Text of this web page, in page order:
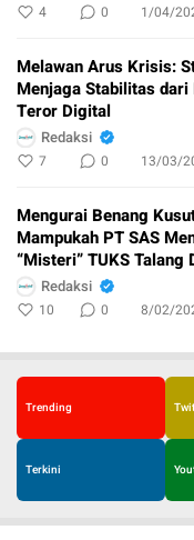
4 0 1/04/
Melawan Arus Krisis:
Menjaga Stabilitas
Teror Digital
Redaksi
7 0 13/03/
Mengurai Benang
Mampukah PT SAS
“Misteri” TUKS Talang
Redaksi
10 0 8/02/
Trending
Terkini